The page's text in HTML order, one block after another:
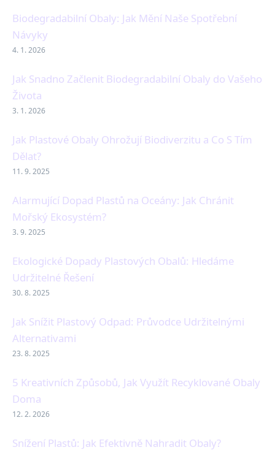
Biodegradabilní Obaly: Jak Mění Naše Spotřební
Návyky
4. 1. 2026
Jak Snadno Začlenit Biodegradabilní Obaly do Vašeho
Života
3. 1. 2026
Jak Plastové Obaly Ohrožují Biodiverzitu a Co S Tím
Dělat?
11. 9. 2025
Alarmující Dopad Plastů na Oceány: Jak Chránit
Mořský Ekosystém?
3. 9. 2025
Ekologické Dopady Plastových Obalů: Hledáme
Udržitelné Řešení
30. 8. 2025
Jak Snížit Plastový Odpad: Průvodce Udržitelnými
Alternativami
23. 8. 2025
5 Kreativních Způsobů, Jak Využít Recyklované Obaly
Doma
12. 2. 2026
Snížení Plastů: Jak Efektivně Nahradit Obaly?